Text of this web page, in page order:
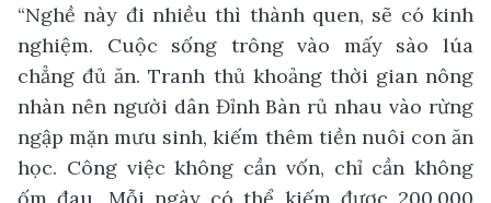
“Nghề này đi nhiều thì thành quen, sẽ có kinh
nghiệm. Cuộc sống trông vào mấy sào lúa
chẳng đủ ăn. Tranh thủ khoảng thời gian nông
nhàn nên người dân Đỉnh Bàn rủ nhau vào rừng
ngập mặn mưu sinh, kiếm thêm tiền nuôi con ăn
học. Công việc không cần vốn, chỉ cần không
ốm đau. Mỗi ngày có thể kiếm được 200.000